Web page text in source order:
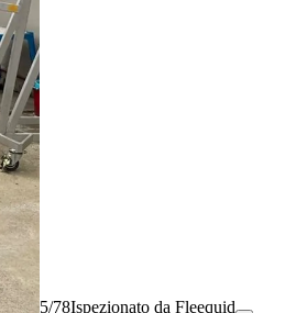
5/78Ispezionato da Fleequid